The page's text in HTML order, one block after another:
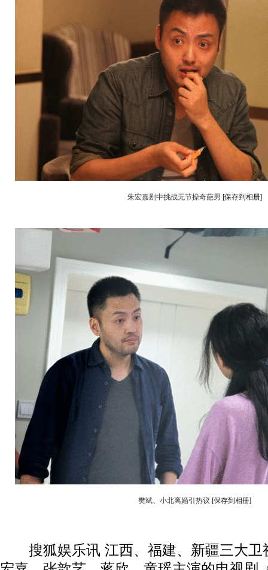
朱宏嘉剧中挑战无节操奇葩男 [保存到相册]
樊斌、小北离婚引热议 [保存到相册]
搜狐娱乐讯 江西、福建、新疆三大卫